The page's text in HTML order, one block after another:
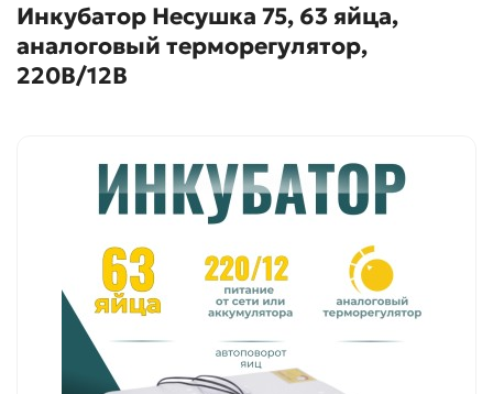
Инкубатор Несушка 75, 63 яйца,
аналоговый терморегулятор,
220В/12В